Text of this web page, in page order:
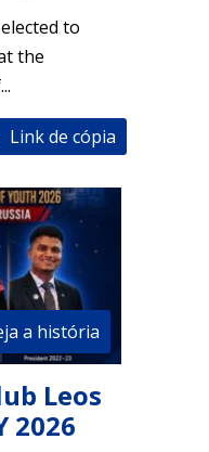
to
the
Link de cópia
a história
Leos
2026